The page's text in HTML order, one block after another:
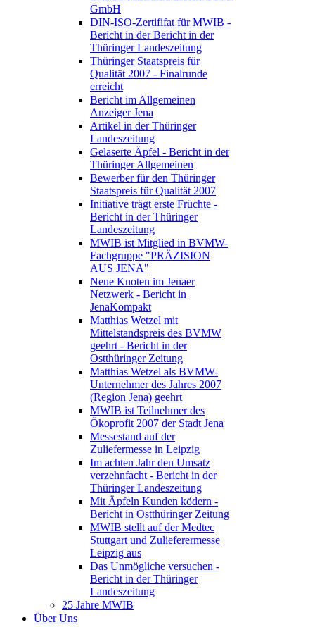
GmbH
DIN-ISO-Zertififat für MWIB -
Bericht in der Bericht in der
Thüringer Landeszeitung
Thüringer Staatspreis für
Qualität 2007 - Finalrunde
erreicht
Bericht im Allgemeinen
Anzeiger Jena
Artikel in der Thüringer
Landeszeitung
Gelaserte Äpfel - Bericht in der
Thüringer Allgemeinen
Bewerber für den Thüringer
Staatspreis für Qualität 2007
Initiative trägt erste Früchte -
Bericht in der Thüringer
Landeszeitung
MWIB ist Mitglied in BVMW-
Fachgruppe "PRÄZISION
AUS JENA"
Neue Knoten im Jenaer
Netzwerk - Bericht in
JenaKompakt
Matthias Wetzel mit
Mittelstandspreis des BVMW
geehrt - Bericht in der
Ostthüringer Zeitung
Matthias Wetzel als BVMW-
Unternehmer des Jahres 2007
(Region Jena) geehrt
MWIB ist Teilnehmer des
Ökoprofit 2007 der Stadt Jena
Messestand auf der
Zuliefermesse in Leipzig
Im achten Jahr den Umsatz
verzehnfacht - Bericht in der
Thüringer Landeszeitung
Mit Äpfeln Kunden ködern -
Bericht in Ostthüringer Zeitung
MWIB stellt auf der Medtec
Stuttgart und Zulieferermesse
Leipzig aus
Das Unmögliche versuchen -
Bericht in der Thüringer
Landeszeitung
25 Jahre MWIB
Über Uns